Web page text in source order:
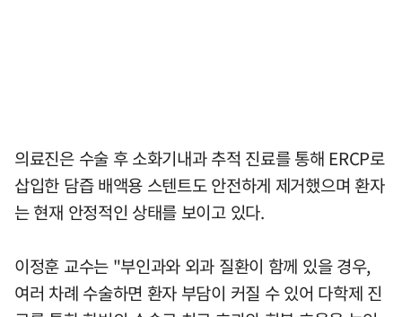
의료진은 수술 후 소화기내과 추적 진료를 통해 ERCP로
삽입한 담즙 배액용 스텐트도 안전하게 제거했으며 환자
는 현재 안정적인 상태를 보이고 있다.
이정훈 교수는 "부인과와 외과 질환이 함께 있을 경우,
여러 차례 수술하면 환자 부담이 커질 수 있어 다학제 진